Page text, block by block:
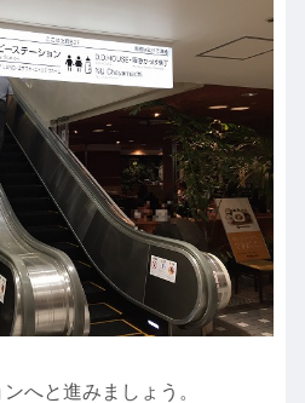
へと進みましょう。